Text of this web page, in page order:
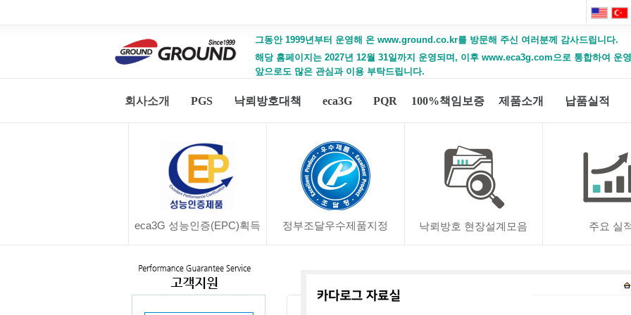
그동안 1999년부터 운영해 온 www.ground.co.kr를 방문해 주신 여러분께 감사드립니다.
해당 홈페이지는 2027년 12월 31일까지 운영되며, 이후 www.eca3g.com으로 통합하여 운
앞으로도 많은 관심과 이용 부탁드립니다.
회사소개 PGS 낙뢰방호대책 eca3G PQR 100%책임보증 제품소개 납품실적
eca3G 성능인증(EPC)획득 정부조달우수제품지정 낙뢰방호 현장설계모음 주요 실